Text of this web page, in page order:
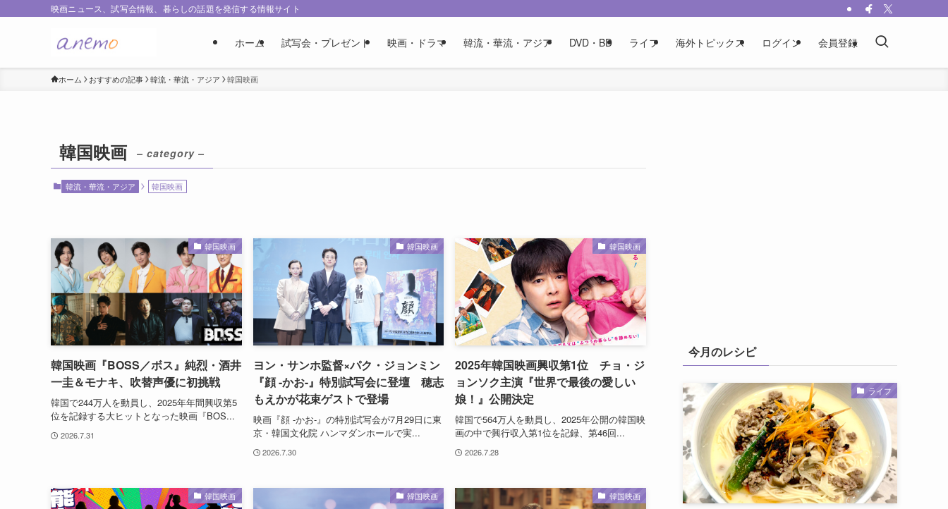
映画ニュース、試写会情報、暮らしの話題を発信する情報サイト
ホーム 試写会・プレゼント 映画・ドラマ 韓流・華流・アジア DVD・BD ライフ 海外トピックス ログイン 会員登録
ホーム おすすめの記事 韓流・華流・アジア 韓国映画
韓国映画 – category –
韓流・華流・アジア 韓国映画
韓国映画
韓国映画『BOSS／ボス』純烈・酒井
一圭＆モナキ、吹替声優に初挑戦
韓国で244万人を動員し、2025年年間興収第5
位を記録する大ヒットとなった映画『BOS...
2026.7.31
韓国映画
ヨン・サンホ監督×パク・ジョンミン
『顔 -かお-』特別試写会に登壇 穂志
もえかが花束ゲストで登場
映画『顔 -かお-』の特別試写会が7月29日に東
京・韓国文化院 ハンマダンホールで実...
2026.7.30
韓国映画
2025年韓国映画興収第1位 チョ・ジ
ョンソク主演『世界で最後の愛しい
娘！』公開決定
韓国で564万人を動員し、2025年公開の韓国映
画の中で興行収入第1位を記録、第46回...
2026.7.28
韓国映画 韓国映画 韓国映画
今月のレシピ
ライフ